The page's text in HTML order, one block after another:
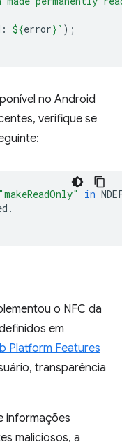
${error} ` );
no Android
verifique se
"makeReadOnly" in
o NFC da
em
Platform Features
transparência
informações
maliciosos, a